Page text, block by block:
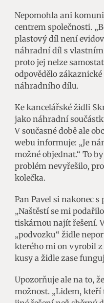
Nepomohla ani
centrem společnosti.
plastový díl není
náhradní díl s
proto jej nelze
odpovědělo
náhradního dílu.
Ke kancelářské židli
jako náhradní
V současné době ale
webu informuje: „Je
možné objednat.“ To
problém nevyřešilo,
kolečka.
Pan Pavel si nakonec
„Naštěstí se mi
tiskárnou najít řešení.
„podvozku“ židle
kterého mi on vyrobil
kusy a židle zase
Upozorňuje ale na to,
možnost. „Lidem,